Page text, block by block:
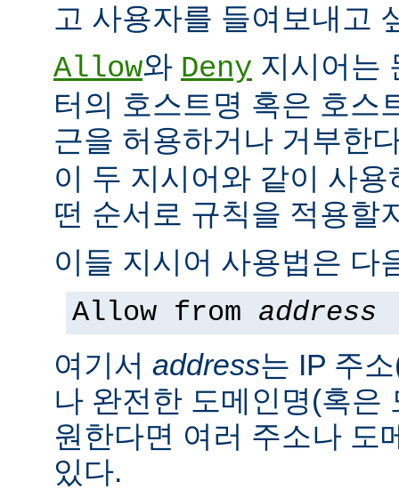
고 사용자를 들여보내고
Allow와 Deny 지시어는
터의 호스트명 혹은 호스
근을 허용하거나 거부한
이 두 지시어와 같이 사
떤 순서로 규칙을 적용할
이들 지시어 사용법은 다
Allow from address
여기서 address는 IP 주
나 완전한 도메인명(혹은
원한다면 여러 주소나 도
있다.